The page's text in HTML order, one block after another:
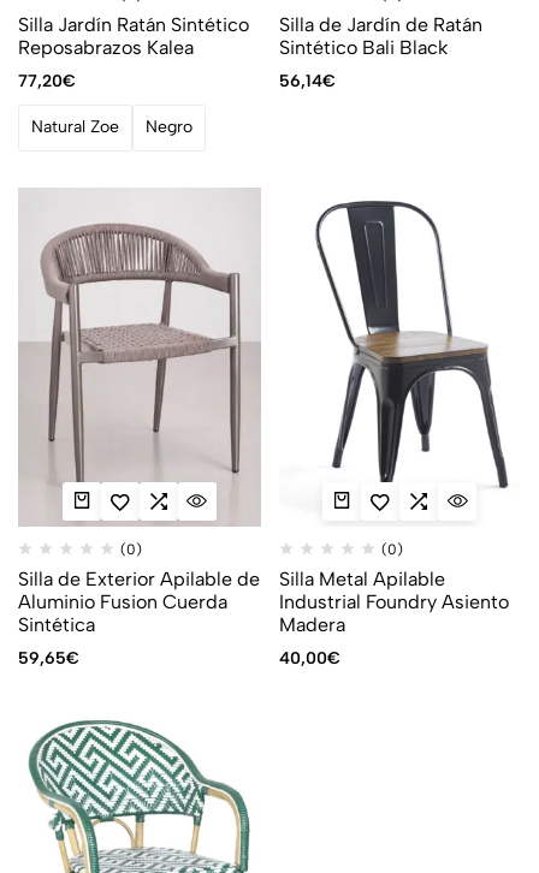
Silla Jardín Ratán Sintético
Reposabrazos Kalea
77,20€
Natural Zoe Negro
Silla de Jardín de Ratán
Sintético Bali Black
56,14€
(0)
Silla de Exterior Apilable de
Aluminio Fusion Cuerda
Sintética
59,65€
(0)
Silla Metal Apilable
Industrial Foundry Asiento
Madera
40,00€